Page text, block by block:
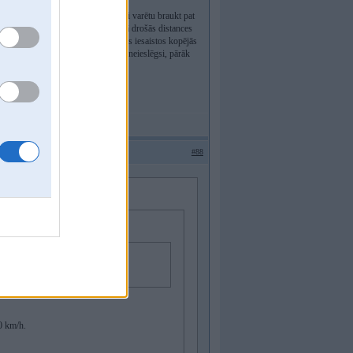
nekur nesteidzos un teorētiski varētu braukt pat
un ielienot priekšā manā drošās distances
kaut uz tiem pašiem 90, nevis iesaistos kopējās
barā uz 70-80, jo barā kruīzu neieslēgsi, pārāk
#88
tu atrodies pretējā joslā?
km/h.